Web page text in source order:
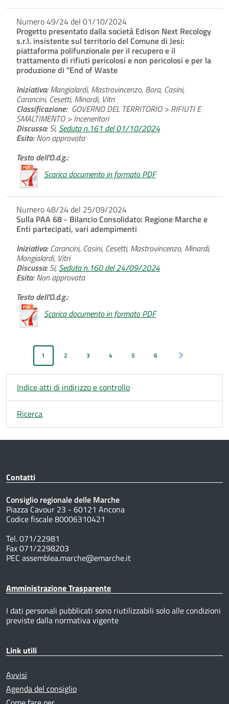
Numero 49/24 del 01/10/2024
Progetto presentato dalla società Edison Next Recology
s.r.l. insistente sul territorio del Comune di Jesi:
piattaforma polifunzionale per il recupero e il
trattamento di rifiuti pericolosi e non pericolosi e per la
produzione di "End of Waste
Iniziativa:Mangialardi, Mastrovincenzo, Bora, Casini,
Carancini, Cesetti, Minardi, Vitri
Classificazione: GOVERNO DEL TERRITORIO > RIFIUTI E
SMALTIMENTO > Inceneritori
Discussa:Si, Seduta n.161 del 01/10/2024
Esito:Non approvata
Testo dell'O.d.g.:
Scarica documento in formato PDF
Numero 48/24 del 25/09/2024
Sulla PAA 68 - Bilancio Consolidato: Regione Marche e
Enti partecipati, vari adempimenti
Iniziativa:Carancini, Casini, Cesetti, Mastrovincenzo, Minardi,
Mangialardi, Vitri
Discussa:Si, Seduta n.160 del 24/09/2024
Esito:Non approvata
Testo dell'O.d.g.:
Scarica documento in formato PDF
1 2 3 4 5 6 Pagina successiva
Indice atti di indirizzo e controllo
Ricerca
Contatti
Consiglio regionale delle Marche
Piazza Cavour 23 - 60121 Ancona
Codice fiscale 80006310421
Tel. 071/22981
Fax 071/2298203
PEC assemblea.marche@emarche.it
Amministrazione Trasparente
I dati personali pubblicati sono riutilizzabili solo alle condizioni
previste dalla normativa vigente
Link utili
Avvisi
Agenda del consiglio